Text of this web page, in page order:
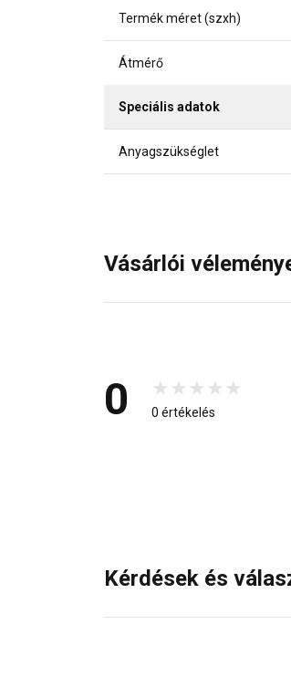
Termék méret (szxh)
Átmérő
Speciális adatok
Anyagszükséglet
Vásárlói
0 0 értékelés
Kérdések és